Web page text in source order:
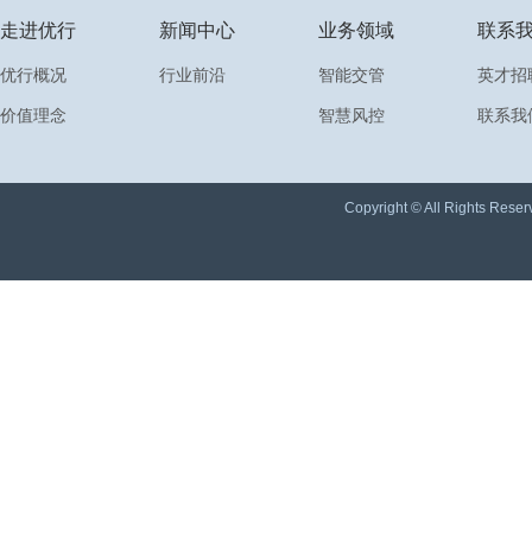
走进优行
优行概况
价值理念
新闻中心
行业前沿
业务领域
智能交管
智慧风控
联系
英才招
联系我
Copyright © All Rights